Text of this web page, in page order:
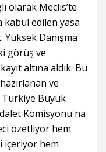
olarak Meclis’te
kabul edilen yasa
Danışma
görüş ve
altına aldık. Bu
ve
Türkiye Büyük
Komisyonu'na
özetliyor hem
içeriyor hem